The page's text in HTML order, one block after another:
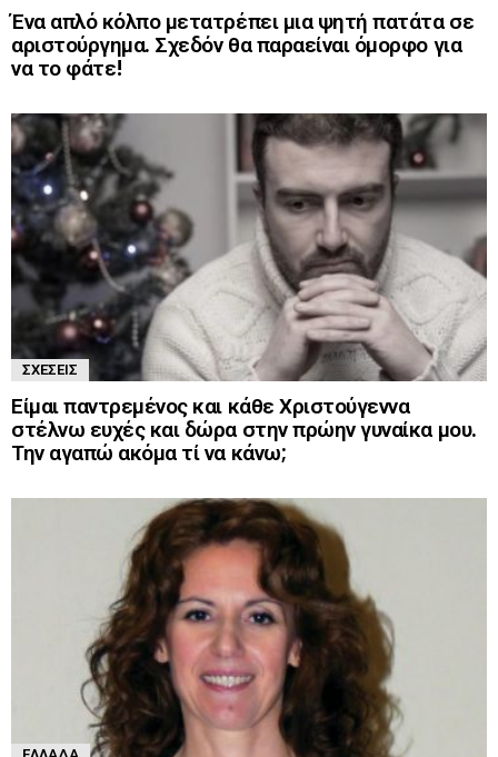
Ένα απλό κόλπο μετατρέπει μια ψητή πατάτα σε
αριστούργημα. Σχεδόν θα παραείναι όμορφο για
να το φάτε!
ΣΧΈΣΕΙΣ
Είμαι παντρεμένος και κάθε Χριστούγεννα
στέλνω ευχές και δώρα στην πρώην γυναίκα μου.
Την αγαπώ ακόμα τί να κάνω;